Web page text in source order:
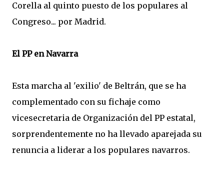
Corella al quinto puesto de los populares al
Congreso... por Madrid.
El PP en Navarra
Esta marcha al 'exilio' de Beltrán, que se ha
complementado con su fichaje como
vicesecretaria de Organización del PP estatal,
sorprendentemente no ha llevado aparejada su
renuncia a liderar a los populares navarros.